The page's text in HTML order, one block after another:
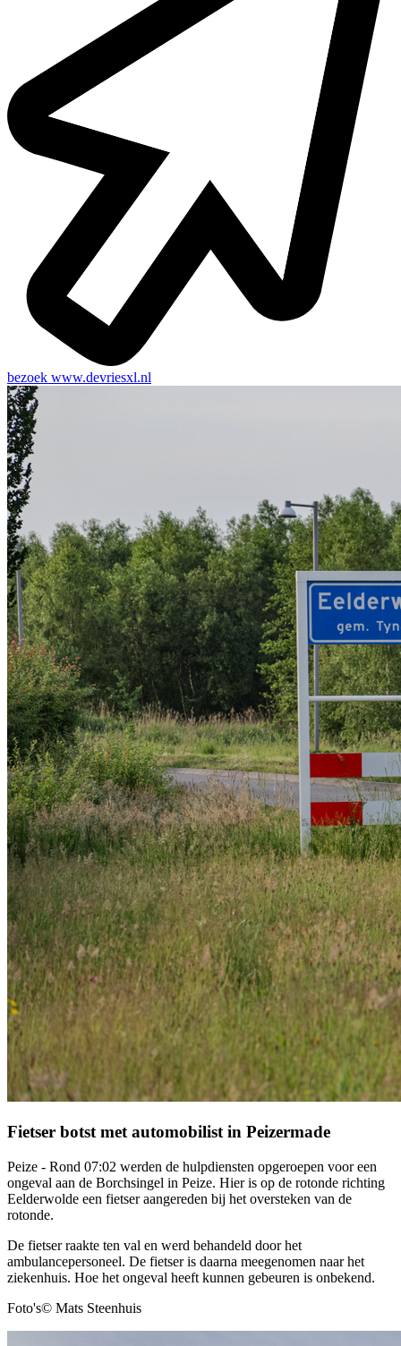
bezoek www.devriesxl.nl
Fietser botst met automobilist in Peizermade
Peize - Rond 07:02 werden de hulpdiensten opgeroepen voor een
ongeval aan de Borchsingel in Peize. Hier is op de rotonde richting
Eelderwolde een fietser aangereden bij het oversteken van de
rotonde.
De fietser raakte ten val en werd behandeld door het
ambulancepersoneel. De fietser is daarna meegenomen naar het
ziekenhuis. Hoe het ongeval heeft kunnen gebeuren is onbekend.
Foto's© Mats Steenhuis